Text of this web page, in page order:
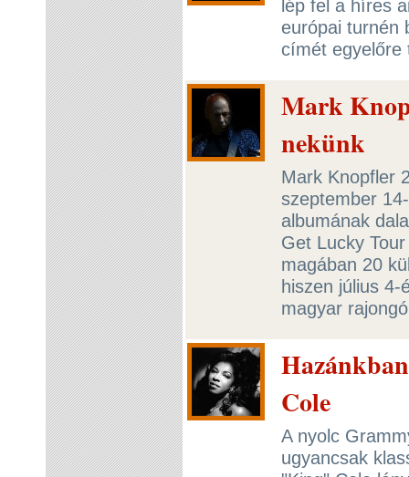
lép fel a híres
európai turnén
címét
Mark
nekünk
Mark Knopfler
szeptember
albumának
Get Lucky
magában 20
hiszen július 4-
magyar
Cole
A nyolc
ugyancsak